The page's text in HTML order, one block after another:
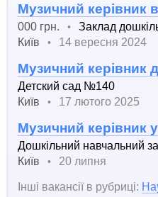
Музичний керівник
000 грн.
•
Заклад
Київ
• 14 вересня 2024
Музичний керівник
Детский сад №140
Київ
• 17 лютого 2025
Музичний керівник
Дошкільний навчальний
Київ
•
20 липня
Інші вакансії в рубриці: